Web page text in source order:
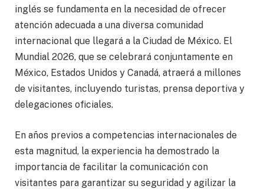
inglés se fundamenta en la necesidad de ofrecer
atención adecuada a una diversa comunidad
internacional que llegará a la Ciudad de México. El
Mundial 2026, que se celebrará conjuntamente en
México, Estados Unidos y Canadá, atraerá a millones
de visitantes, incluyendo turistas, prensa deportiva y
delegaciones oficiales.
En años previos a competencias internacionales de
esta magnitud, la experiencia ha demostrado la
importancia de facilitar la comunicación con
visitantes para garantizar su seguridad y agilizar la